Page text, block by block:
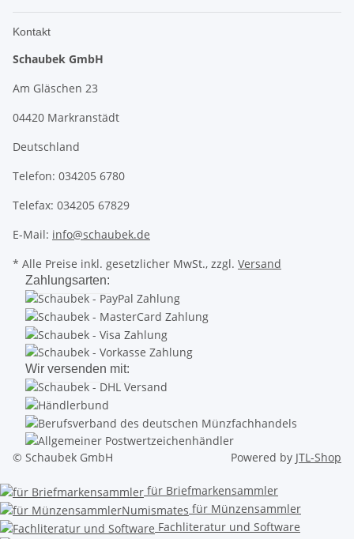
Kontakt
Schaubek GmbH
Am Gläschen 23
04420 Markranstädt
Deutschland
Telefon: 034205 6780
Telefax: 034205 67829
E-Mail: info@schaubek.de
* Alle Preise inkl. gesetzlicher MwSt., zzgl. Versand
Zahlungsarten:
Wir versenden mit:
© Schaubek GmbH Powered by JTL-Shop
für Briefmarkensammler
für Münzensammler
Fachliteratur und Software